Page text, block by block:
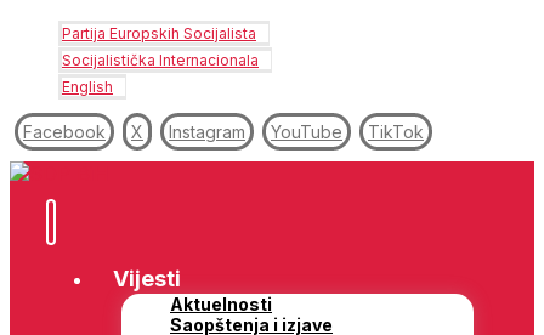
Partija Europskih Socijalista
Socijalistička Internacionala
English
Facebook X Instagram YouTube TikTok
Vijesti
Aktuelnosti
Saopštenja i izjave